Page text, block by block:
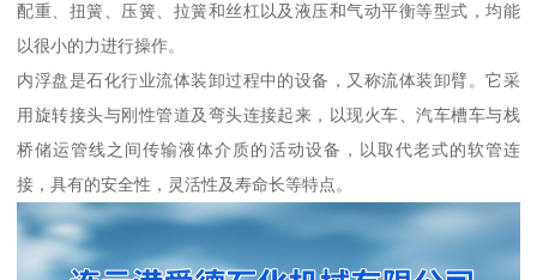
配重、扭簧、压簧、拉簧和丝杠以及液压和气动平衡等型式，均能
以很小的力进行操作。
内浮盘是石化行业流体装卸过程中的设备，又称流体装卸臂。它采
用旋转接头与刚性管道及弯头连接起来，以现火车、汽车槽车与栈
桥储运管线之间传输液体介质的活动设备，以取代老式的软管连
接，具有的安全性，灵活性及寿命长等特点。